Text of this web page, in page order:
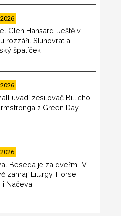
Glen Hansard. Ještě v
rozzářil Slunovrat a
špalíček
uvádí zesilovač Billieho
z Green Day
Beseda je za dveřmi. V
zahrají Liturgy, Horse
i Načeva